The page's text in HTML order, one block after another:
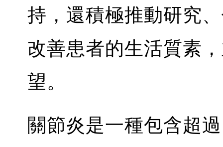
持，還積極推動研究
改善患者的生活質素
望。
關節炎是一種包含超